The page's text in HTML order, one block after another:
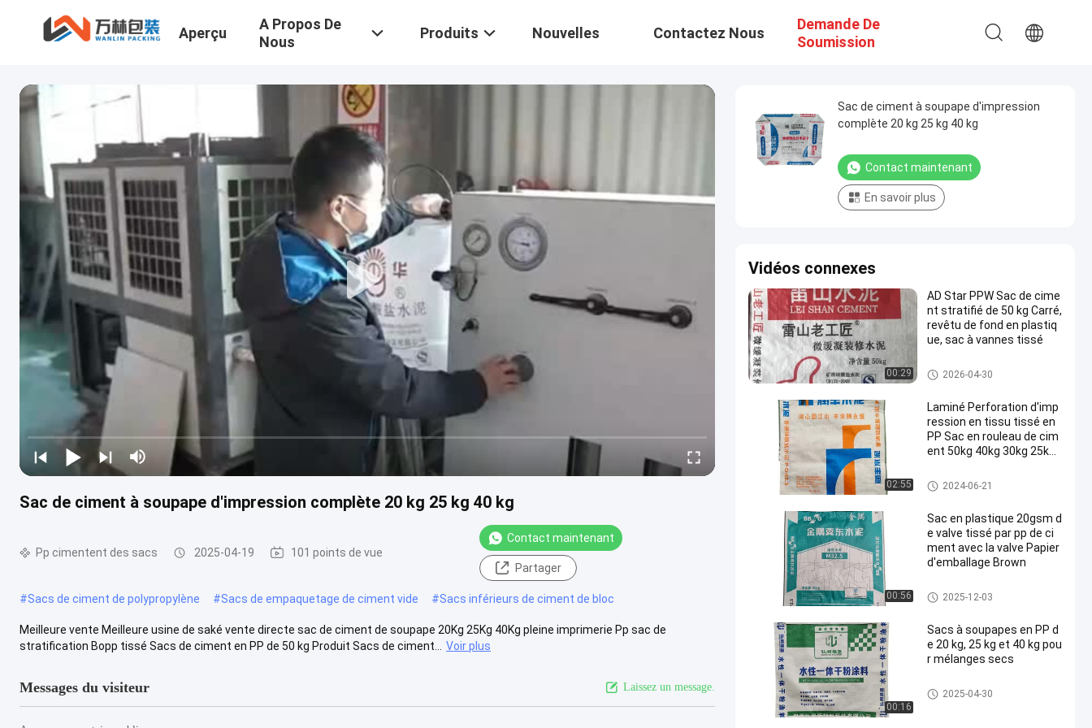
Aperçu
A Propos De
Nous
Produits Nouvelles Contactez Nous
Demande De
Soumission
Sac de ciment à soupape d'impression complète 20 kg 25 kg 40 kg
Pp cimentent des sacs 2025-04-19 101 points de vue
Contact maintenant
Partager
#Sacs de ciment de polypropylène #Sacs de empaquetage de ciment vide #Sacs inférieurs de ciment de bloc
Meilleure vente Meilleure usine de saké vente directe sac de ciment de soupape 20Kg 25Kg 40Kg pleine imprimerie Pp sac de
stratification Bopp tissé Sacs de ciment en PP de 50 kg Produit Sacs de ciment...
Voir plus
Messages du visiteur Laissez un message.
Sac de ciment à soupape d'impression
complète 20 kg 25 kg 40 kg
Contact maintenant
En savoir plus
Vidéos connexes
00:29
AD Star PPW Sac de cime
nt stratifié de 50 kg Carré,
revêtu de fond en plastiq
ue, sac à vannes tissé
Pp cimentent des sacs
2026-04-30
02:55
Laminé Perforation d'imp
ression en tissu tissé en
PP Sac en rouleau de cim
ent 50kg 40kg 30kg 25kg
Pp cimentent des sacs
2024-06-21
00:56
Sac en plastique 20gsm d
e valve tissé par pp de ci
ment avec la valve Papier
d'emballage Brown
Pp cimentent des sacs
2025-12-03
00:16
Sacs à soupapes en PP d
e 20 kg, 25 kg et 40 kg pou
r mélanges secs
Pp cimentent des sacs
2025-04-30